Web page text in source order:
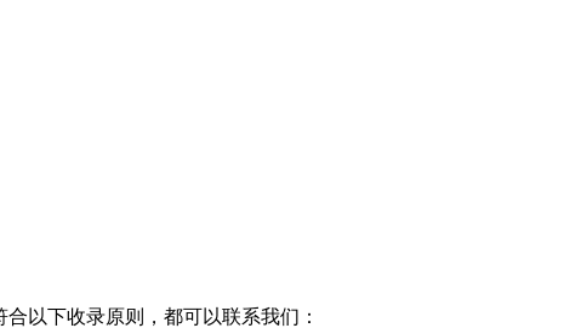
以下收录原则，都可以联系我们：